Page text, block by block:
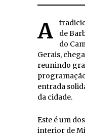
A tradicional Festa das Rosas e Flores
de
do
Gerais,
reunindo
entrada
da cidade.
Este é um
interior de